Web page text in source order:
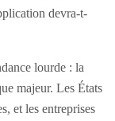
devra-t-
lourde : la
majeur. Les États
et les entreprises